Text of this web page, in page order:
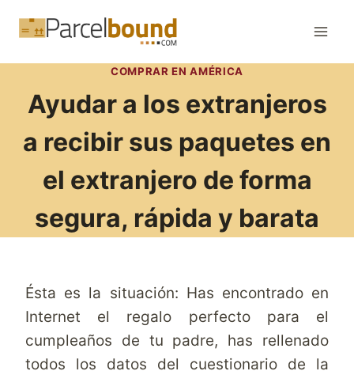
COMPRAR EN AMÉRICA
Ayudar a los extranjeros
a recibir sus paquetes en
el extranjero de forma
segura, rápida y barata
Ésta es la situación: Has encontrado en
Internet el regalo perfecto para el
cumpleaños de tu padre, has rellenado
todos los datos del cuestionario de la